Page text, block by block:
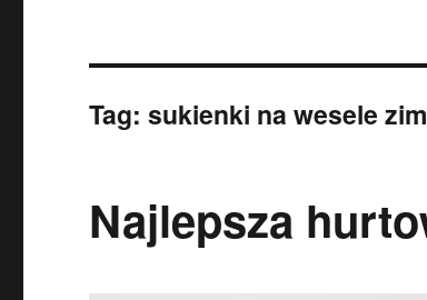
Tag:sukienki na wesele
Najlepsza